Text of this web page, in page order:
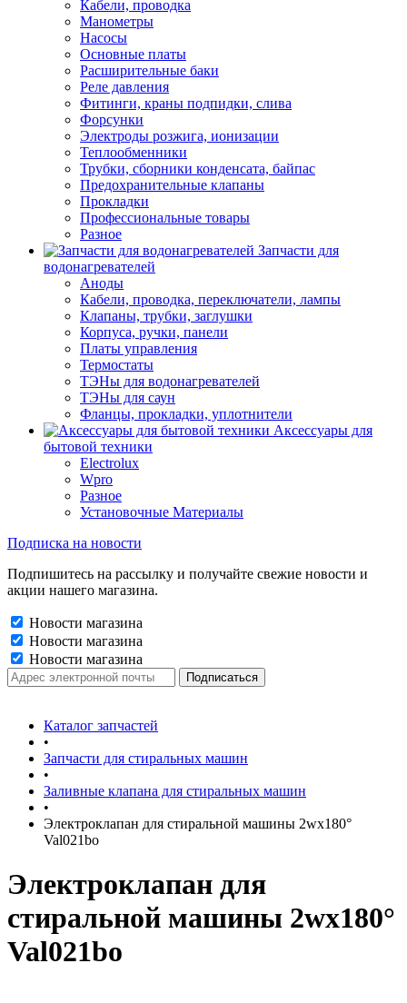
Кабели, проводка
Манометры
Насосы
Основные платы
Расширительные баки
Реле давления
Фитинги, краны подпидки, слива
Форсунки
Электроды розжига, ионизации
Теплообменники
Трубки, сборники конденсата, байпас
Предохранительные клапаны
Прокладки
Профессиональные товары
Разное
Запчасти для
водонагревателей
Аноды
Кабели, проводка, переключатели, лампы
Клапаны, трубки, заглушки
Корпуса, ручки, панели
Платы управления
Термостаты
ТЭНы для водонагревателей
ТЭНы для саун
Фланцы, прокладки, уплотнители
Аксессуары для
бытовой техники
Electrolux
Wpro
Разное
Установочные Материалы
Подписка на новости
Подпишитесь на рассылку и получайте свежие новости и
акции нашего магазина.
Новости магазина
Новости магазина
Новости магазина
Каталог запчастей
•
Запчасти для стиральных машин
•
Заливные клапана для стиральных машин
•
Электроклапан для стиральной машины 2wx180°
Val021bo
Электроклапан для
стиральной машины 2wx180°
Val021bo